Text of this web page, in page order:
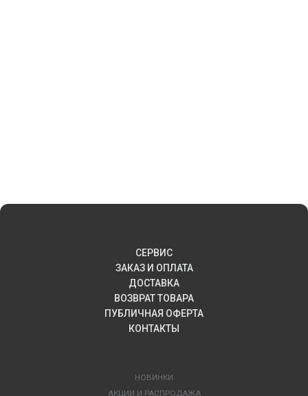
СЕРВИС
ЗАКАЗ И ОПЛАТА
ДОСТАВКА
ВОЗВРАТ ТОВАРА
ПУБЛИЧНАЯ ОФЕРТА
КОНТАКТЫ
НОВИНКИ
АКЦИИ И РАСПРОДАЖА